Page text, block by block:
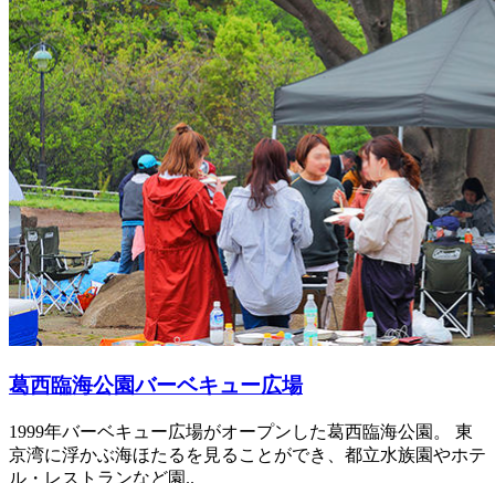
葛西臨海公園バーベキュー広場
1999年バーベキュー広場がオープンした葛西臨海公園。 東
京湾に浮かぶ海ほたるを見ることができ、都立水族園やホテ
ル・レストランなど園..